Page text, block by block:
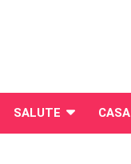
SALUTE CASA